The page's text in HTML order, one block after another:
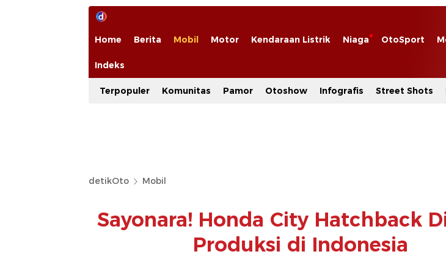
Home Berita Mobil Motor Kendaraan Listrik Niaga OtoSport
Indeks
Terpopuler Komunitas Pamor Otoshow Infografis Street Shots
detikOto Mobil
Sayonara! Honda City Hatchback
Produksi di Indonesia